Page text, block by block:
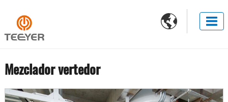

Mezclador vertedor